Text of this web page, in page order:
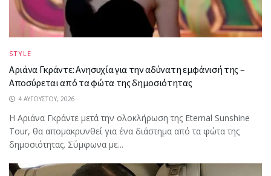
STYLE
Αριάνα Γκράντε: Ανησυχία για την αδύνατη εμφάνισή της –
Αποσύρεται από τα φώτα της δημοσιότητας
4 ΑΥΓΟΎΣΤΟΥ, 2026
Η Αριάνα Γκράντε μετά την ολοκλήρωση της Eternal Sunshine
Tour, θα απομακρυνθεί για ένα διάστημα από τα φώτα της
δημοσιότητας. Σύμφωνα με...